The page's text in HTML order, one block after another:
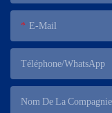
E-Mail
Téléphone/WhatsApp
Nom De La Compagnie